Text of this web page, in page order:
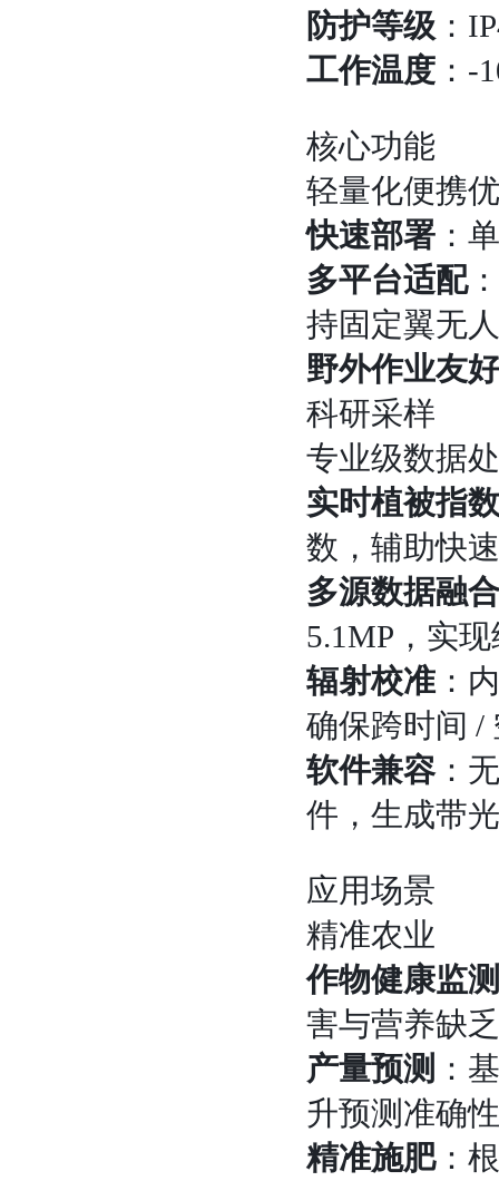
防护等级 ：
工作温度 ：-
核心功能
轻量化便携
快速部署 ：
多平台适配
持固定翼无
野外作业友好
科研采样
专业级数据
实时植被指数
数，辅助快
多源数据融合
5.1MP，实
辐射校准 ：
确保跨时间 /
软件兼容：
件，生成带
应用场景
精准农业
作物健康监测
害与营养缺乏
产量预测 ：
升预测准确性
精准施肥：